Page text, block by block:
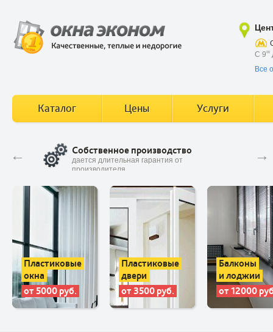
С 900
Все
Каталог Цены Услуги
Собственное производство
дается длительная гарантия от
производителя
← →
Пластиковые
окна
от 5000 руб.
Пластиковые
двери
от 3500 руб.
Балконы
и лоджии
от 12000